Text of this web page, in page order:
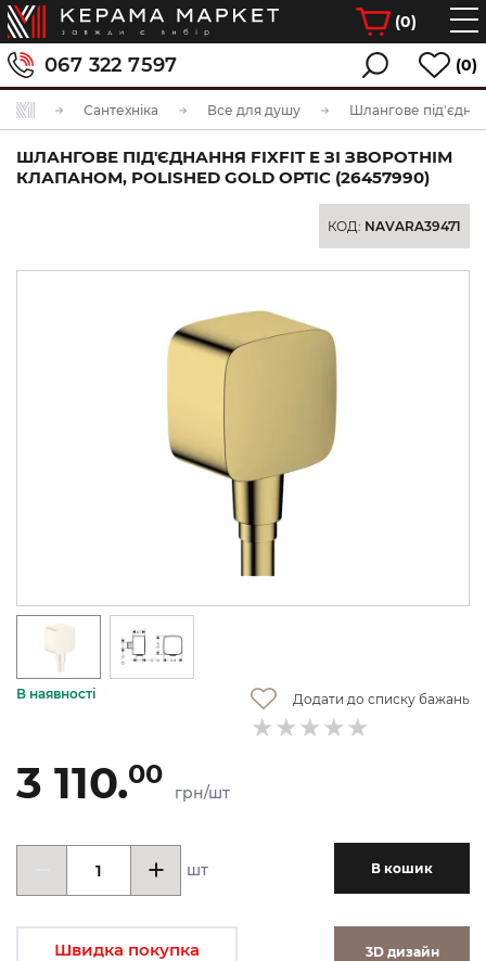
(0)
067 322 7597 (0)
Сантехніка Все для душу Шлангове
ШЛАНГОВЕ ПІД'ЄДНАННЯ FIXFIT E ЗІ ЗВОРОТНІМ
КЛАПАНОМ, POLISHED GOLD OPTIC (26457990)
КОД: NAVARA39471
В наявності Додати до списку бажань
3 110.00
грн/шт
шт В кошик
Швидка покупка 3D дизайн